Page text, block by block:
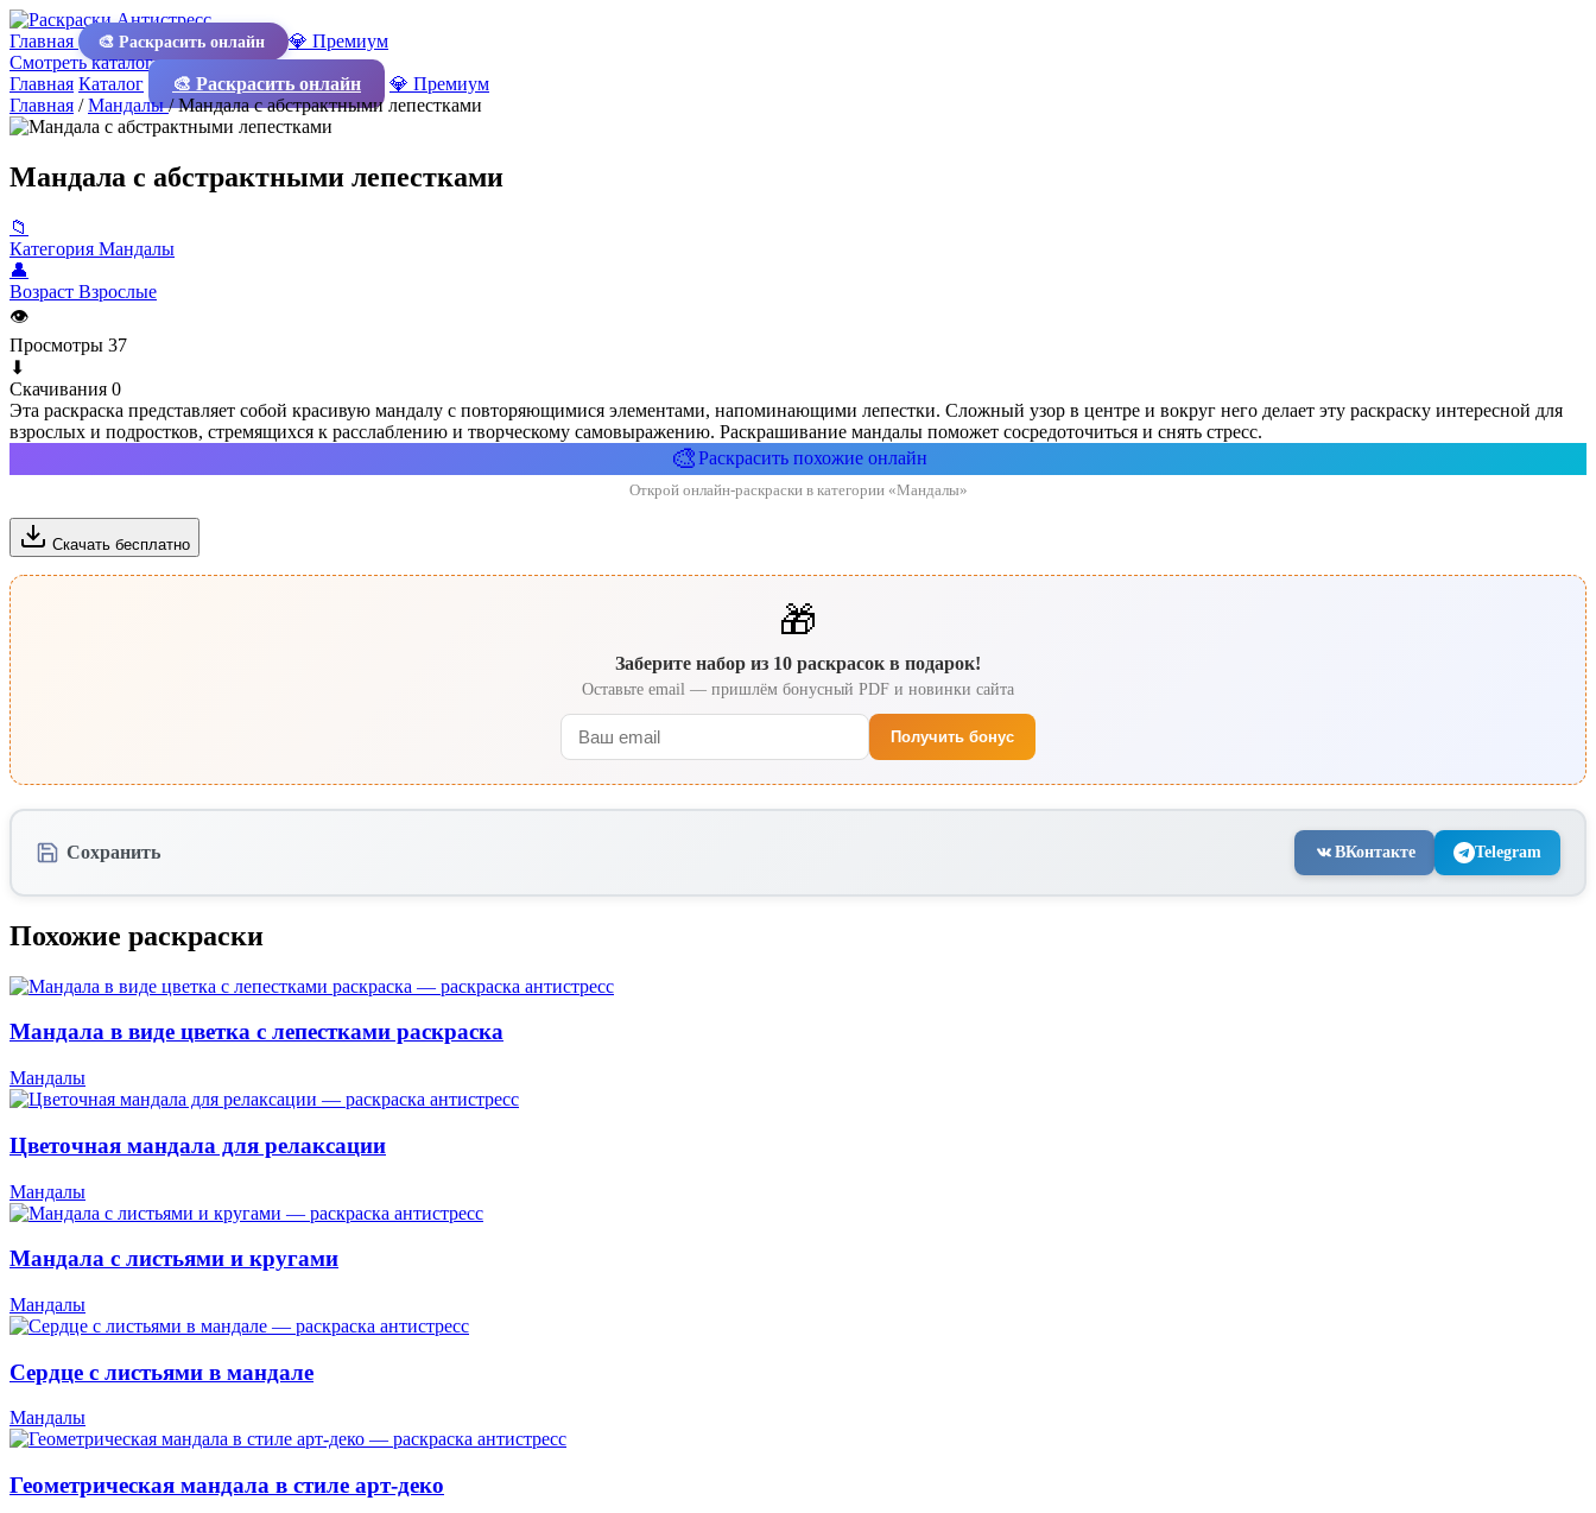
Главная 🎨 Раскрасить онлайн
💎 Премиум
Смотреть каталог
Главная Каталог 🎨 Раскрасить онлайн
💎 Премиум
Главная /Мандалы/Мандала с абстрактными лепестками
Мандала с абстрактными лепестками
📁
Категория Мандалы
👤
Возраст Взрослые
👁
Просмотры 37
⬇
Скачивания 0
Эта раскраска представляет собой красивую мандалу с повторяющимися элементами, напоминающими лепестки. Сложный узор в центре и вокруг него делает эту раскраску интересной для
взрослых и подростков, стремящихся к расслаблению и творческому самовыражению. Раскрашивание мандалы поможет сосредоточиться и снять стресс.
🎨Раскрасить похожие онлайн
Открой онлайн-раскраски в категории «Мандалы»
Скачать бесплатно
🎁
Заберите набор из 10 раскрасок в подарок!
Оставьте email — пришлём бонусный PDF и новинки сайта
Получить бонус
Сохранить ВКонтакте Telegram
Похожие раскраски
Мандала в виде цветка с лепестками раскраска
Мандалы
Цветочная мандала для релаксации
Мандалы
Мандала с листьями и кругами
Мандалы
Сердце с листьями в мандале
Мандалы
Геометрическая мандала в стиле арт-деко